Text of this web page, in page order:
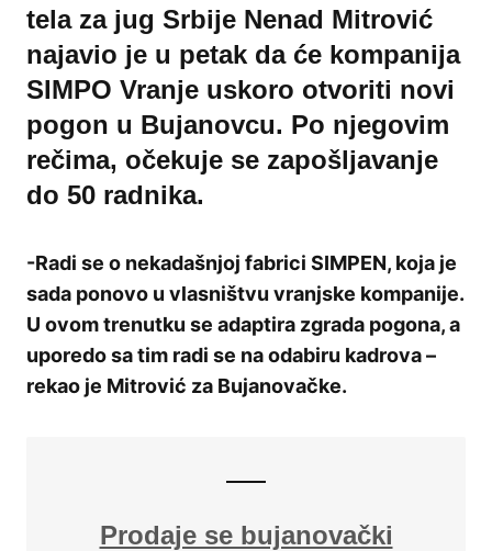
tela za jug Srbije Nenad Mitrović
najavio je u petak da će kompanija
SIMPO Vranje uskoro otvoriti novi
pogon u Bujanovcu. Po njegovim
rečima, očekuje se zapošljavanje
do 50 radnika.
-Radi se o nekadašnjoj fabrici SIMPEN, koja je
sada ponovo u vlasništvu vranjske kompanije.
U ovom trenutku se adaptira zgrada pogona, a
uporedo sa tim radi se na odabiru kadrova –
rekao je Mitrović za Bujanovačke.
Prodaje se bujanovački